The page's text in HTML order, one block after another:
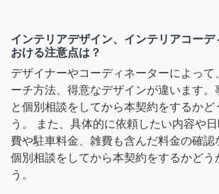
インテリアデザイン、インテリアコーデ
おける注意点は？
デザイナーやコーディネーターによって
ーチ方法、得意なデザインが違います。
と個別相談をしてから本契約をするかど
う。 また、具体的に依頼したい内容や
費や駐車料金、雑費も含んだ料金の確認
個別相談をしてから本契約をするかどう
う。